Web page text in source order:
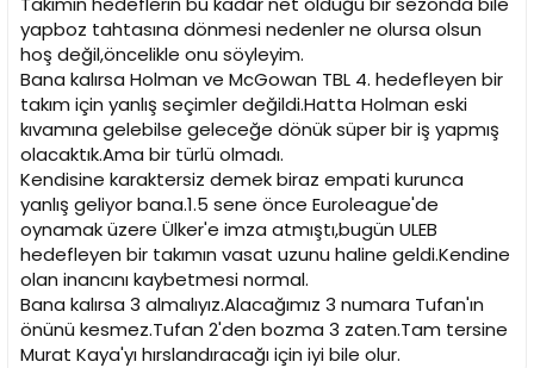
yapboz tahtasına dönmesi nedenler ne olursa olsun
hoş değil,öncelikle onu söyleyim.
Bana kalırsa Holman ve McGowan TBL 4. hedefleyen bir
takım için yanlış seçimler değildi.Hatta Holman eski
kıvamına gelebilse geleceğe dönük süper bir iş yapmış
olacaktık.Ama bir türlü olmadı.
Kendisine karaktersiz demek biraz empati kurunca
yanlış geliyor bana.1.5 sene önce Euroleague'de
oynamak üzere Ülker'e imza atmıştı,bugün ULEB
hedefleyen bir takımın vasat uzunu haline geldi.Kendine
olan inancını kaybetmesi normal.
Bana kalırsa 3 almalıyız.Alacağımız 3 numara Tufan'ın
önünü kesmez.Tufan 2'den bozma 3 zaten.Tam tersine
Murat Kaya'yı hırslandıracağı için iyi bile olur.